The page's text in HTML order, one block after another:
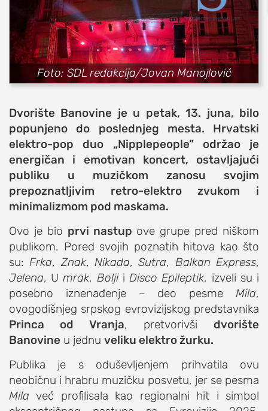
fudbal
košarka
rukomet
e-sport
zabava
muzika
putovanja
moda i stil
studenti
organizacije
konkursi
fakulteti
studentski život
zdravlje
it
kolumna
sdl podkast
STUDENTSKI DNEVNI LIST
Foto: SDL redakcija/Jovan Manojlović
Dvorište Banovine je u petak, 13. juna, bilo
popunjeno do poslednjeg mesta. Hrvatski
elektro-pop duo „Nipplepeople” održao je
energičan i emotivan koncert, ostavljajući
publiku u muzičkom zanosu svojim
prepoznatljivim retro-elektro zvukom i
minimalizmom pod maskama.
Ovo je bio prvi nastup ove grupe pred niškom
publikom. Pored svojih poznatih hitova kao što
su:Frka,Znak,Nikada,Sutra, Balkan Express,
Jelena, Umrak, BoljiiDisco Epileptik, izveli su i
posebno iznenađenje – deo pesme Mila,
ovogodišnjeg srpskog evrovizijskog predstavnika
Princa od Vranja, pretvorivši dvorište
Banovine u jednu veliku elektro žurku.
Publika je s oduševljenjem prihvatila ovu
neobičnu i hrabru muzičku posvetu, jer se pesma
Milaveć profilisala kao regionalni hit i simbol